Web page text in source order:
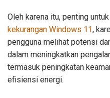
Oleh karena itu, penting
kekurangan Windows 11,
pengguna melihat potensi
dalam meningkatkan
termasuk peningkatan
efisiensi energi.